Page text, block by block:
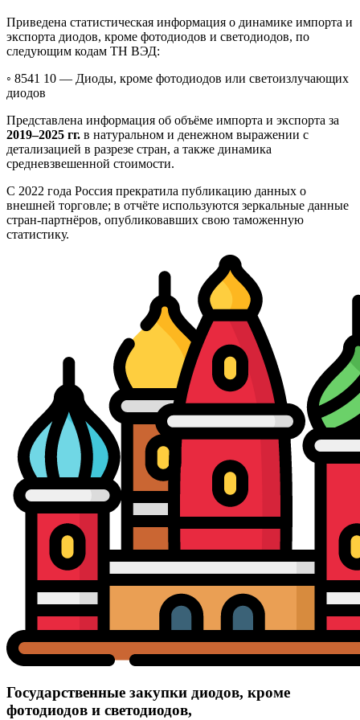
Приведена статистическая информация о динамике импорта и
экспорта диодов, кроме фотодиодов и светодиодов, по
следующим кодам ТН ВЭД:
◦ 8541 10 — Диоды, кроме фотодиодов или светоизлучающих
диодов
Представлена информация об объёме импорта и экспорта за
2019–2025 гг. в натуральном и денежном выражении с
детализацией в разрезе стран, а также динамика
средневзвешенной стоимости.
С 2022 года Россия прекратила публикацию данных о
внешней торговле; в отчёте используются зеркальные данные
стран-партнёров, опубликовавших свою таможенную
статистику.
Государственные закупки диодов, кроме
фотодиодов и светодиодов,